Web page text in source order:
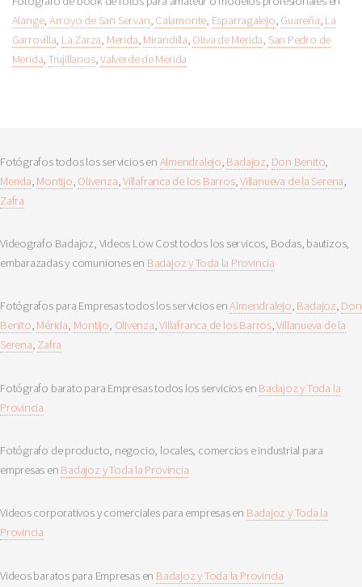
Alange, Arroyo de San Servan, Calamonte, Esparragalejo, Guareña, La
Garrovilla, La Zarza, Merida, Mirandilla, Oliva de Merida, San Pedro de
Merida, Trujillanos,Valverde de Merida
Fotógrafos todos los servicios en Almendralejo, Badajoz, Don Benito,
Merida, Montijo, Olivenza,Villafranca de los Barros,Villanueva de la Serena,
Zafra
Videografo Badajoz, Videos Low Cost todos los servicos, Bodas, bautizos,
embarazadas y comuniones en Badajoz y Toda la Provincia
Fotógrafos para Empresas todos los servicios enAlmendralejo, Badajoz, Don
Benito, Mérida, Montijo, Olivenza,Villafranca de los Barros,Villanueva de la
Serena, Zafra
Fotógrafo barato para Empresas todos los servicios en Badajoz y Toda la
Provincia
Fotógrafo de producto, negocio, locales, comercios e industrial para
empresas en Badajoz y Toda la Provincia
Videos corporativos y comerciales para empresas en Badajoz y Toda la
Provincia
Videos baratos para Empresas en Badajoz y Toda la Provincia